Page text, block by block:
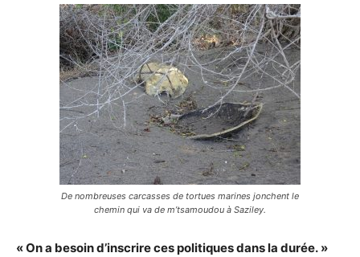
De nombreuses carcasses de tortues marines jonchent le
chemin qui va de m’tsamoudou à Saziley.
« On a besoin d’inscrire ces politiques dans la durée. »